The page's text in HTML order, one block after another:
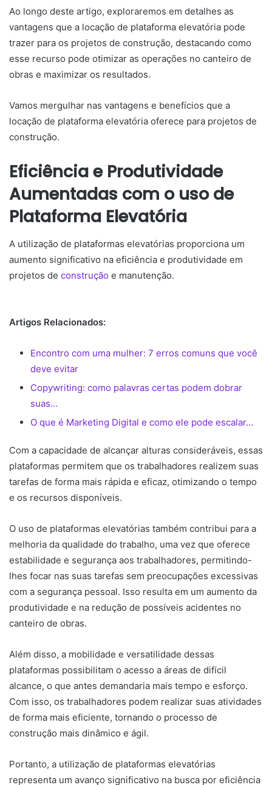
Ao longo deste artigo, exploraremos em detalhes as
vantagens que a locação de plataforma elevatória pode
trazer para os projetos de construção, destacando como
esse recurso pode otimizar as operações no canteiro de
obras e maximizar os resultados.
Vamos mergulhar nas vantagens e benefícios que a
locação de plataforma elevatória oferece para projetos de
construção.
Eficiência e Produtividade
Aumentadas com o uso de
Plataforma Elevatória
A utilização de plataformas elevatórias proporciona um
aumento significativo na eficiência e produtividade em
projetos de construção e manutenção.
Artigos Relacionados:
Encontro com uma mulher: 7 erros comuns que você
deve evitar
Copywriting: como palavras certas podem dobrar
suas…
O que é Marketing Digital e como ele pode escalar…
Com a capacidade de alcançar alturas consideráveis, essas
plataformas permitem que os trabalhadores realizem suas
tarefas de forma mais rápida e eficaz, otimizando o tempo
e os recursos disponíveis.
O uso de plataformas elevatórias também contribui para a
melhoria da qualidade do trabalho, uma vez que oferece
estabilidade e segurança aos trabalhadores, permitindo-
lhes focar nas suas tarefas sem preocupações excessivas
com a segurança pessoal. Isso resulta em um aumento da
produtividade e na redução de possíveis acidentes no
canteiro de obras.
Além disso, a mobilidade e versatilidade dessas
plataformas possibilitam o acesso a áreas de difícil
alcance, o que antes demandaria mais tempo e esforço.
Com isso, os trabalhadores podem realizar suas atividades
de forma mais eficiente, tornando o processo de
construção mais dinâmico e ágil.
Portanto, a utilização de plataformas elevatórias
representa um avanço significativo na busca por eficiência